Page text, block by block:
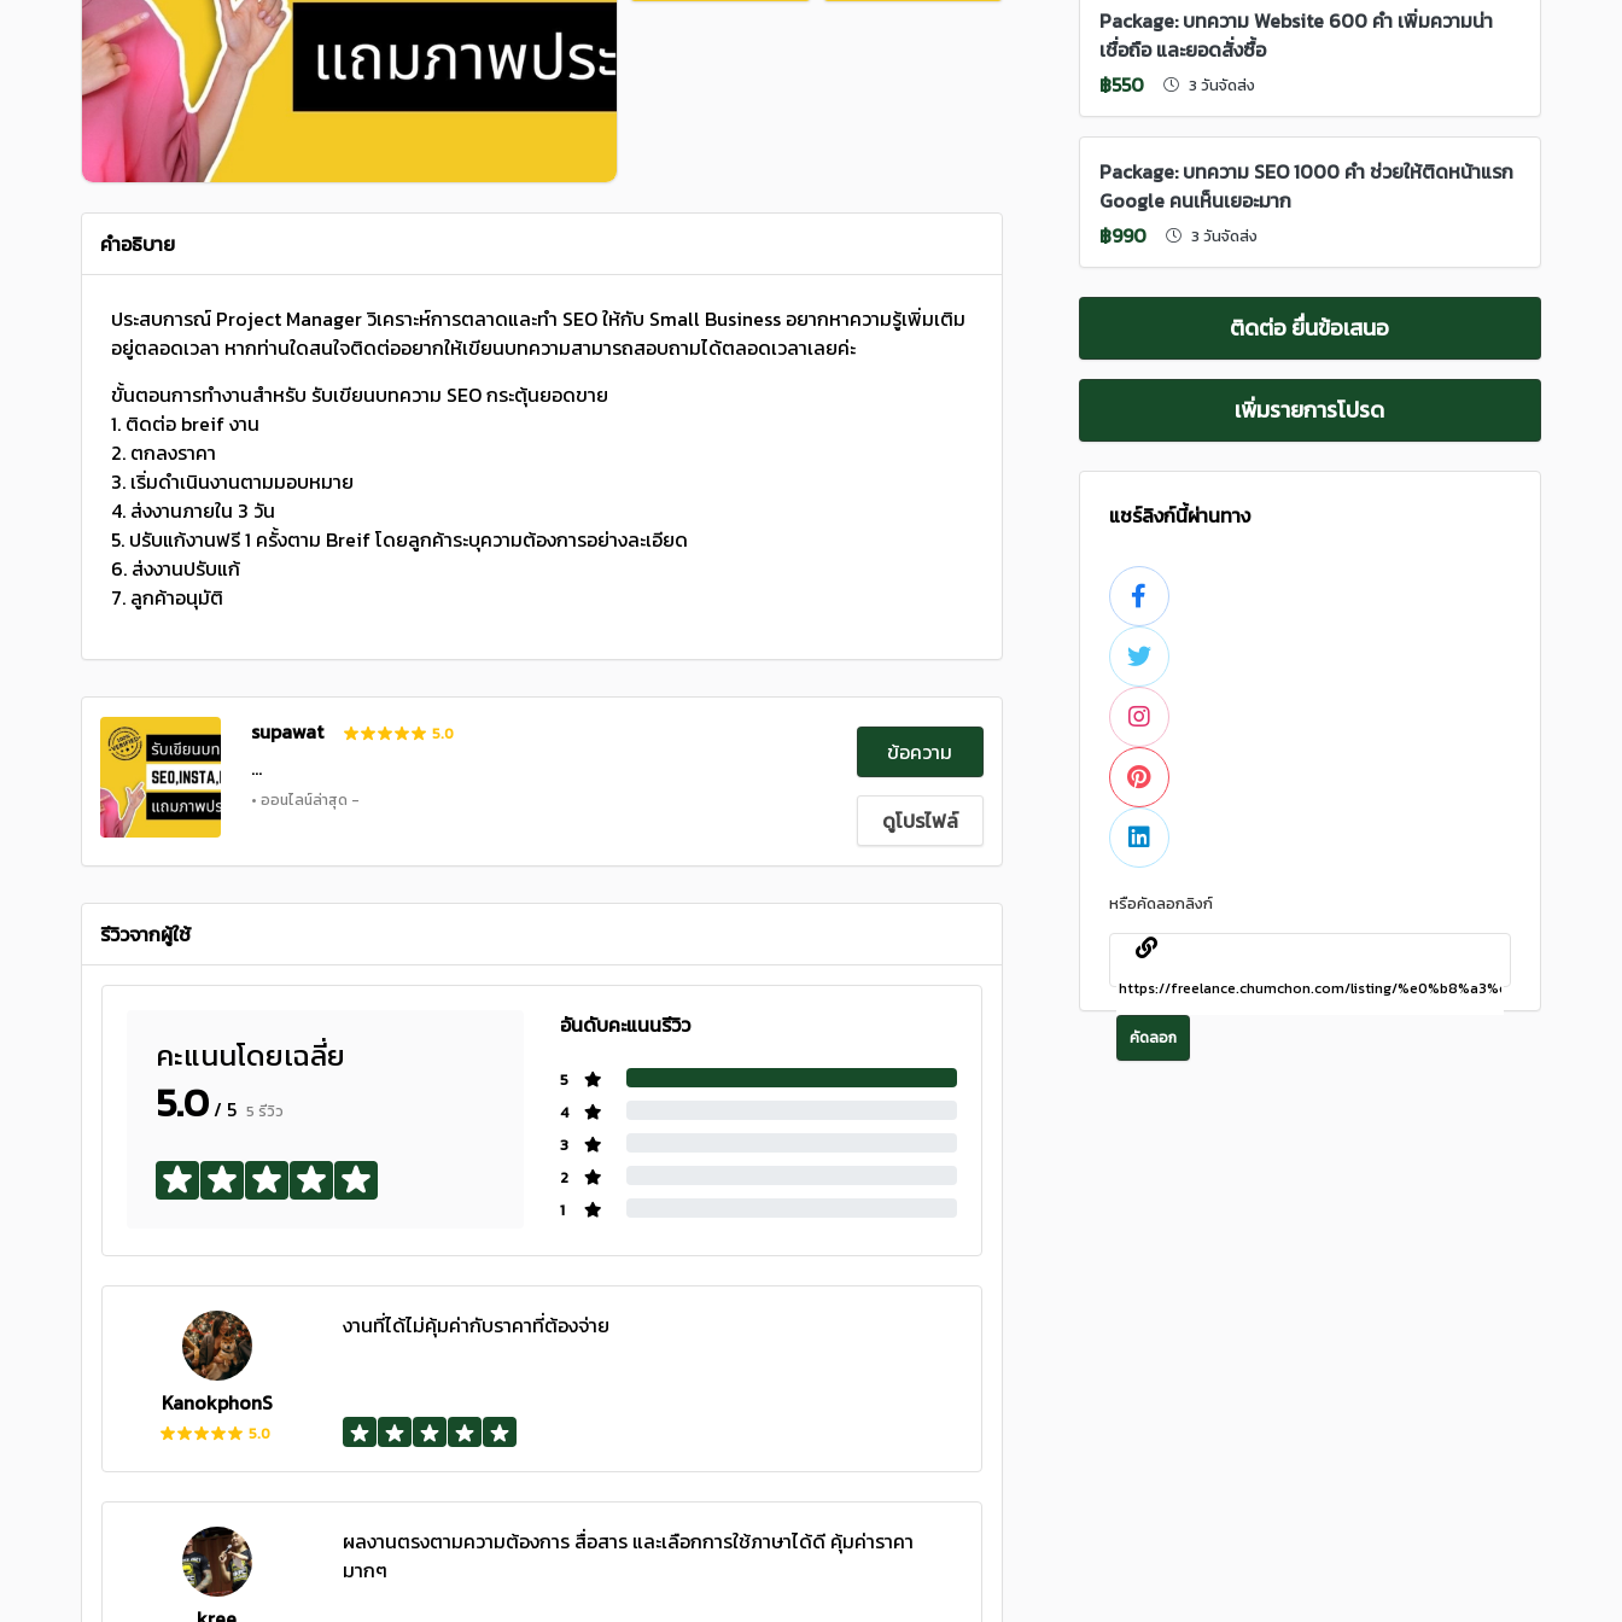
Package: บทความ Website 600 คำ เพิ่มความน่า
เชื่อถือ และยอดสั่งซื้อ
฿550
3 วันจัดส่ง
Package: บทความ SEO 1000 คำ ช่วยให้ติดหน้าแรก
Google คนเห็นเยอะมาก
฿990
3 วันจัดส่ง
ติดต่อ ยื่นข้อเสนอ
เพิ่มรายการโปรด
แชร์ลิงก์นี้ผ่านทาง
หรือคัดลอกลิงก์
คัดลอก
คำอธิบาย
ประสบการณ์ Project Manager วิเคราะห์การตลาดและทำ SEO ให้กับ Small Business อยากหาความรู้เพิ่มเติม
อยู่ตลอดเวลา หากท่านใดสนใจติดต่ออยากให้เขียนบทความสามารถสอบถามได้ตลอดเวลาเลยค่ะ
ขั้นตอนการทำงานสำหรับ รับเขียนบทความ SEO กระตุ้นยอดขาย
1. ติดต่อ breif งาน
2. ตกลงราคา
3. เริ่มดำเนินงานตามมอบหมาย
4. ส่งงานภายใน 3 วัน
5. ปรับแก้งานฟรี 1 ครั้งตาม Breif โดยลูกค้าระบุความต้องการอย่างละเอียด
6. ส่งงานปรับแก้
7. ลูกค้าอนุมัติ
supawat 5.0
...
• ออนไลน์ล่าสุด -
ข้อความ
ดูโปรไฟล์
รีวิวจากผู้ใช้
คะแนนโดยเฉลี่ย
5.0/ 5 5 รีวิว
อันดับคะแนนรีวิว
5
4
3
2
1
KanokphonS
5.0
งานที่ได้ไม่คุ้มค่ากับราคาที่ต้องจ่าย
ผลงานตรงตามความต้องการ สื่อสาร และเลือกการใช้ภาษาได้ดี คุ้มค่าราคา
มากๆ